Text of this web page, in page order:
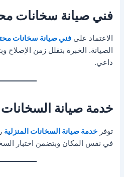
فني صيانة سخانات
الاعتماد علىفني صيانة سخانات
الصيانة. الخبرة بتقلل زمن الإصلاح
داعي.
خدمة صيانة السخانات
توفرخدمة صيانة السخانات المنزلية
في نفس المكان وبتضمن اختبار